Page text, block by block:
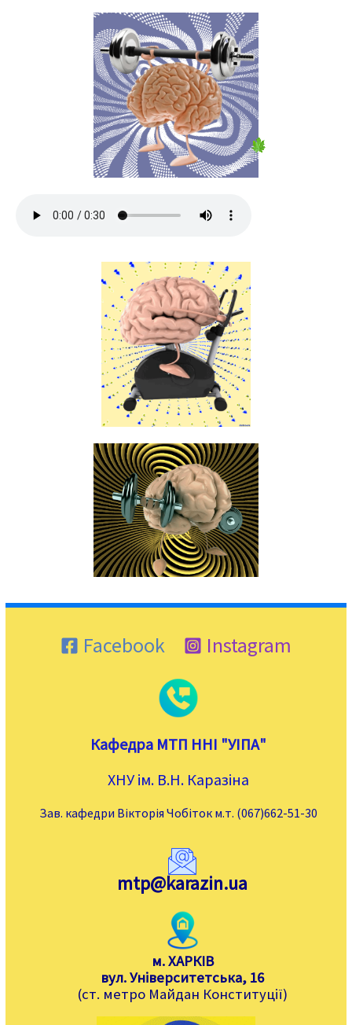
Facebook Instagram
Кафедра МТП ННІ "УІПА"
ХНУ ім. В.Н. Каразіна
Зав. кафедри Вікторія Чобіток м.т. (067)662-51-30
mtp@karazin.ua
м. ХАРКІВ
вул. Університетська, 16
(ст. метро Майдан Конституції)